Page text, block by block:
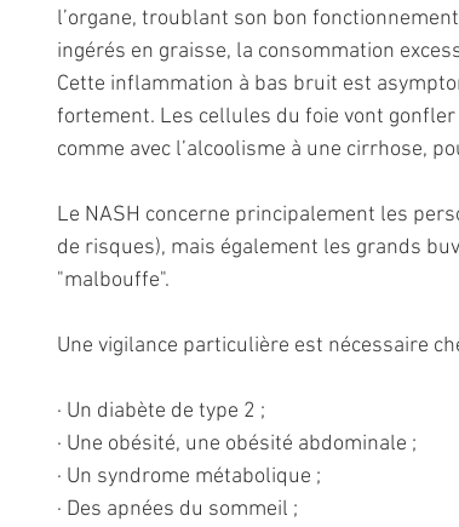
l’organe, troublant son bon
ingérés en graisse, la consommation
Cette inflammation à bas bruit est
fortement. Les cellules du foie vont
comme avec l’alcoolisme à une cirrhose,
Le NASH concerne principalement les
de risques), mais également les grands
"malbouffe".
Une vigilance particulière est nécessaire
· Un diabète de type 2 ;
· Une obésité, une obésité abdominale ;
· Un syndrome métabolique ;
· Des apnées du sommeil ;